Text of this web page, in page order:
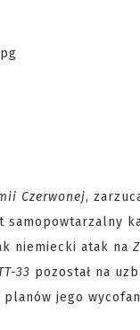
Czerwonej,
niemiecki atak na
33 pozostał na
jego